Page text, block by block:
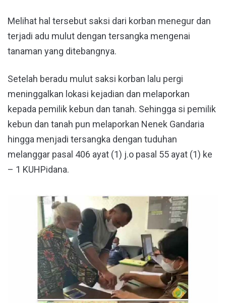
Melihat hal tersebut saksi dari korban menegur dan
terjadi adu mulut dengan tersangka mengenai
tanaman yang ditebangnya.
Setelah beradu mulut saksi korban lalu pergi
meninggalkan lokasi kejadian dan melaporkan
kepada pemilik kebun dan tanah. Sehingga si pemilik
kebun dan tanah pun melaporkan Nenek Gandaria
hingga menjadi tersangka dengan tuduhan
melanggar pasal 406 ayat (1) j.o pasal 55 ayat (1) ke
– 1 KUHPidana.